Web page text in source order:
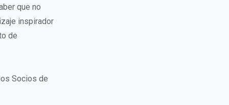
que no
inspirador
de
Socios de